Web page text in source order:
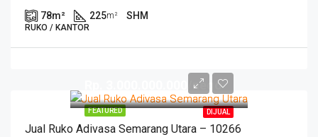
78m² 225m² SHM
RUKO / KANTOR
FEATURED DIJUAL
Rp. 3.000.000.000/nego
Jual Ruko Adivasa Semarang Utara – 10266